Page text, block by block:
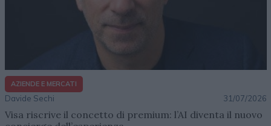
AZIENDE E MERCATI
Davide Sechi 31/07/2026
Visa riscrive il concetto di premium: l’AI diventa il nuovo